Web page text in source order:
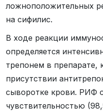
ложноположительных
на сифилис.
В ходе реакции
определяется
трепонем в препарате,
присутствии
сыворотке крови. РИФ
чувствительностью